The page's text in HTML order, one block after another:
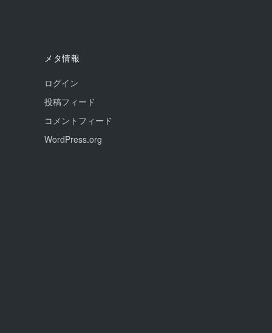
メタ情報
ログイン
投稿フィード
コメントフィード
WordPress.org